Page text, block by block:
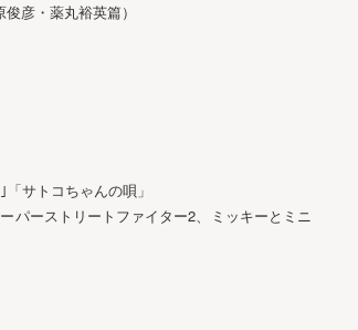
彦・薬丸裕英篇）
サトコちゃんの唄」
パーストリートファイター2、ミッキーとミニ